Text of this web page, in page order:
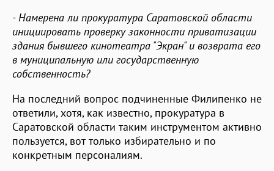
- Намерена ли прокуратура Саратовской области
инициировать проверку законности приватизации
здания бывшего кинотеатра "Экран" и возврата его
в муниципальную или государственную
собственность?
На последний вопрос подчиненные Филипенко не
ответили, хотя, как известно, прокуратура в
Саратовской области таким инструментом активно
пользуется, вот только избирательно и по
конкретным персоналиям.